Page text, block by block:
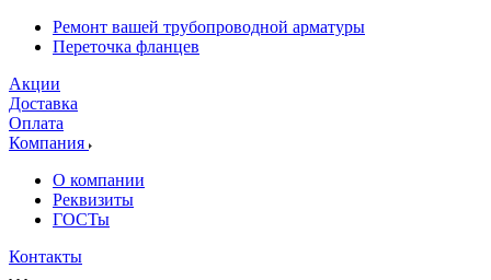
Ремонт вашей трубопроводной арматуры
Переточка фланцев
Акции
Доставка
Оплата
Компания
О компании
Реквизиты
ГОСТы
Контакты